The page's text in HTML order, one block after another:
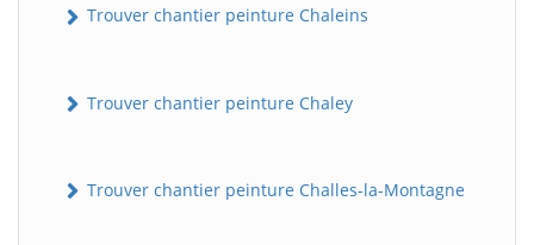
Trouver chantier peinture Chaleins
Trouver chantier peinture Chaley
Trouver chantier peinture Challes-la-Montagne